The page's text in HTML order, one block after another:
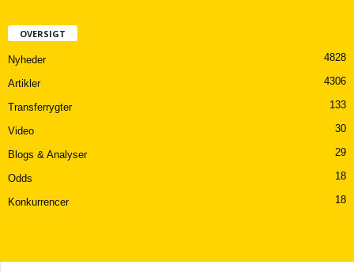
OVERSIGT
Nyheder 4828
Artikler 4306
Transferrygter 133
Video 30
Blogs & Analyser 29
Odds 18
Konkurrencer 18